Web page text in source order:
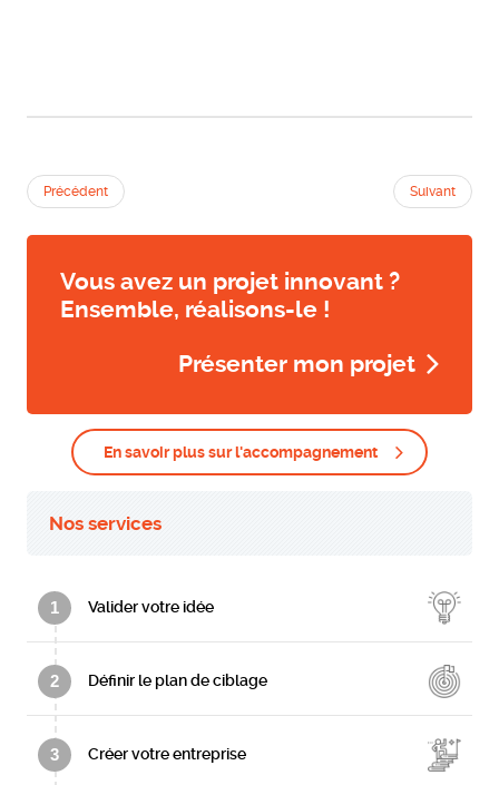
Précédent Suivant
Vous avez un projet innovant ?
Ensemble, réalisons-le !
Présenter mon projet
En savoir plus sur l'accompagnement
Nos services
1 Valider votre idée
2 Définir le plan de ciblage
3 Créer votre entreprise